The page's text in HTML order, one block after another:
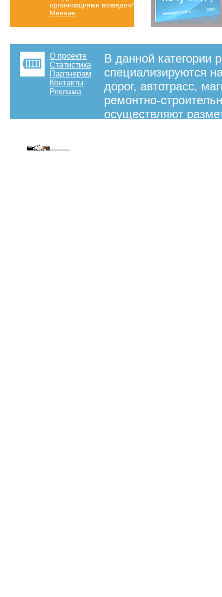
организациями возведен!
Мнение
О проекте
Статистика
Партнерам
Контакты
Реклама
В данной категории
специализируются
дорог, автотрасс,
ремонтно-
осуществляют